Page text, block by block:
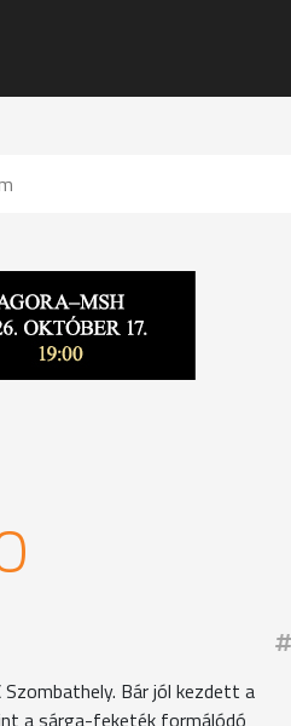
Szombathely. Bár jól kezdett a
a sárga-feketék formálódó